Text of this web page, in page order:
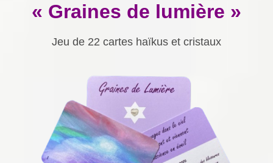
« Graines de lumière »
Jeu de 22 cartes haïkus et cristaux